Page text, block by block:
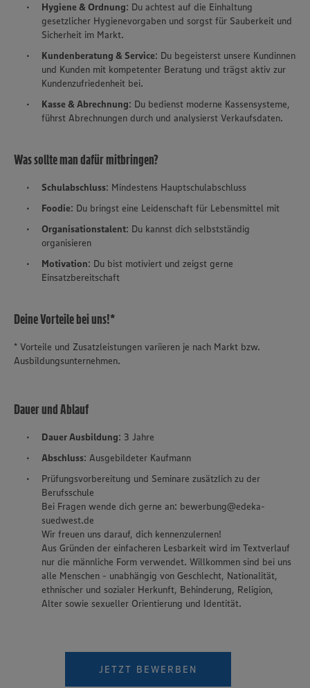
Wir setzen Cookies und andere Technologien ein, um Ihnen
Hygiene & Ordnung: Du achtest auf die Einhaltung
gesetzlicher Hygienevorgaben und sorgst für Sauberkeit und
Sicherheit im Markt.
Kundenberatung & Service: Du begeisterst unsere Kundinnen
und Kunden mit kompetenter Beratung und trägst aktiv zur
Kundenzufriedenheit bei.
Kasse & Abrechnung: Du bedienst moderne Kassensysteme,
führst Abrechnungen durch und analysierst Verkaufsdaten.
Was sollte man dafür mitbringen?
Schulabschluss: Mindestens Hauptschulabschluss
Foodie: Du bringst eine Leidenschaft für Lebensmittel mit
Organisationstalent: Du kannst dich selbstständig
organisieren
Motivation: Du bist motiviert und zeigst gerne
Einsatzbereitschaft
Deine Vorteile bei uns!*
* Vorteile und Zusatzleistungen variieren je nach Markt bzw.
Ausbildungsunternehmen.
Dauer und Ablauf
Dauer Ausbildung: 3 Jahre
Abschluss: Ausgebildeter Kaufmann
Prüfungsvorbereitung und Seminare zusätzlich zu der
Berufsschule
Bei Fragen wende dich gerne an: bewerbung@edeka-
suedwest.de
Wir freuen uns darauf, dich kennenzulernen!
Aus Gründen der einfacheren Lesbarkeit wird im Textverlauf
nur die männliche Form verwendet. Willkommen sind bei uns
alle Menschen - unabhängig von Geschlecht, Nationalität,
ethnischer und sozialer Herkunft, Behinderung, Religion,
Alter sowie sexueller Orientierung und Identität.
JETZT BEWERBEN